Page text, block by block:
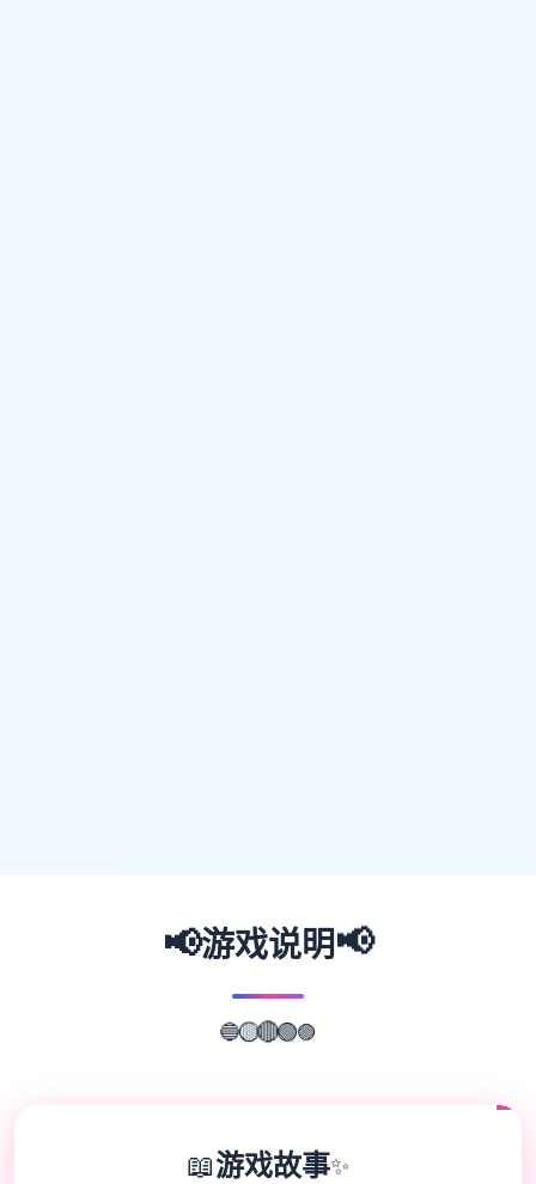
📢游戏说明📢
🔵🟡🔴🟢🟣
📖游戏故事✨